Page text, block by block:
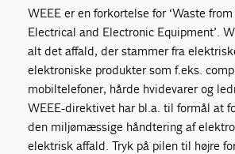
WEEE er en forkortelse for ‘Waste from
Electrical and Electronic Equipment’.
alt det affald, der stammer fra
elektroniske produkter som f.eks.
mobiltelefoner, hårde hvidevarer og
WEEE-direktivet har bl.a. til formål at
den miljømæssige håndtering af
elektrisk affald. Tryk på pilen til højre